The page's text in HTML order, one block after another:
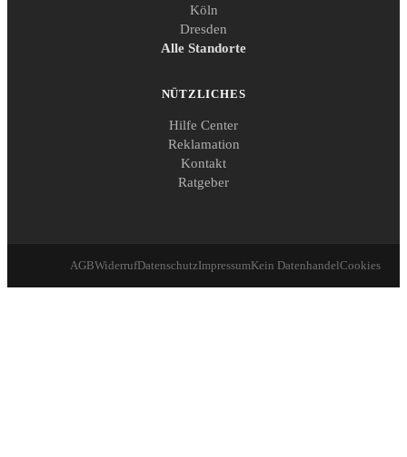
Köln
Dresden
Alle Standorte
NÜTZLICHES
Hilfe Center
Reklamation
Kontakt
Ratgeber
AGBWiderrufDatenschutzImpressumKein DatenhandelCookies